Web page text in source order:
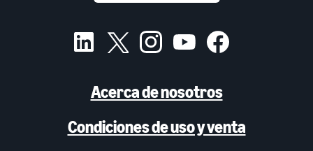
Acerca de nosotros
Condiciones de uso y venta